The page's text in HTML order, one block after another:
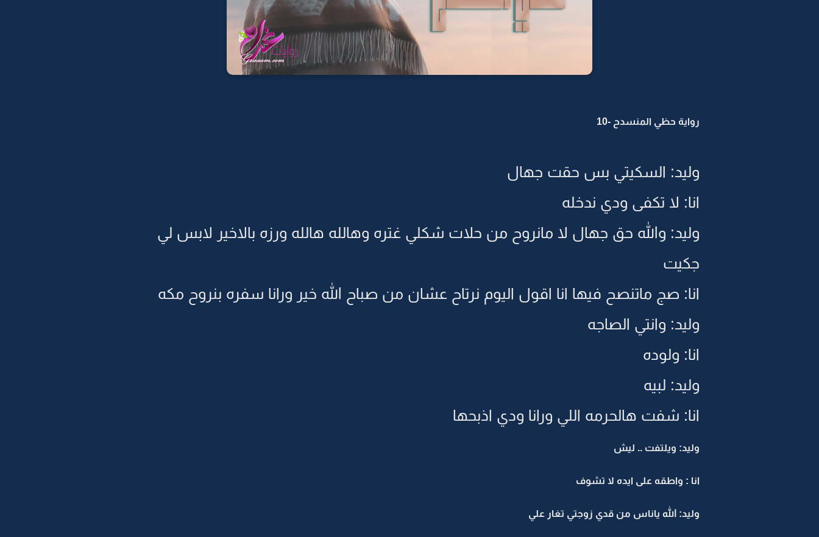
رواية حظي المنسدح -10
وليد: السكيتي بس حقت جهال
انا: لا تكفى ودي ندخله
وليد: والله حق جهال لا مانروح من حلات شكلي غتره وهالله هالله ورزه بالاخير لابس لي
جكيت
انا: صج ماتنصح فيها انا اقول اليوم نرتاح عشان من صباح الله خير ورانا سفره بنروح مكه
وليد: وانتي الصاجه
انا: ولوده
وليد: لبيه
انا: شفت هالحرمه اللي ورانا ودي اذبحها
وليد: ويلتفت .. ليش
انا : واطقه على ايده لا تشوف
وليد: الله ياناس من قدي زوجتي تغار علي